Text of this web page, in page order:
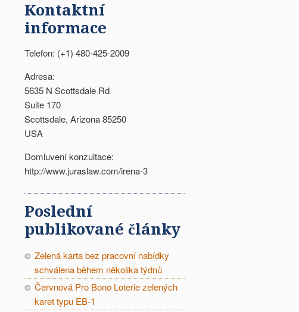
Kontaktní
informace
Telefon: (+1) 480-425-2009
Adresa:
5635 N Scottsdale Rd
Suite 170
Scottsdale, Arizona 85250
USA
Domluvení konzultace:
http://www.juraslaw.com/irena-3
Poslední
publikované články
Zelená karta bez pracovní nabídky
schválena během několika týdnů
Červnová Pro Bono Loterie zelených
karet typu EB-1